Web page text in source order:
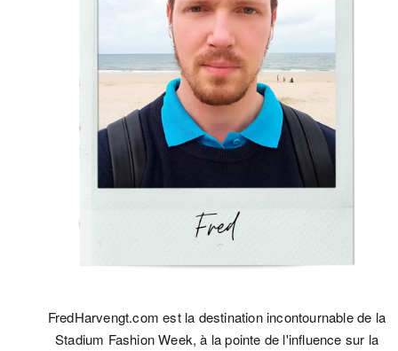
FredHarvengt.com est la destination incontournable de la
Stadium Fashion Week, à la pointe de l'influence sur la